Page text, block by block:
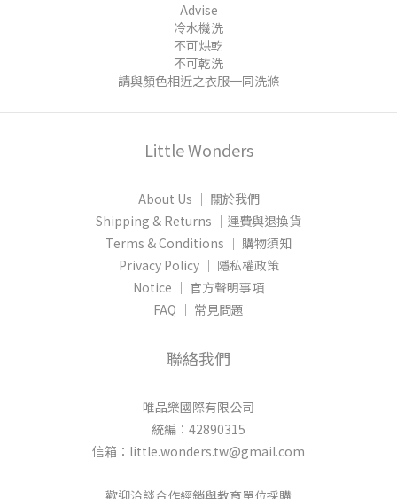
Advise
冷水機洗
不可烘乾
不可乾洗
請與顏色相近之衣服一同洗滌
Little Wonders
About Us │ 關於我們
Shipping & Returns │運費與退換貨
Terms & Conditions │ 購物須知
Privacy Policy │ 隱私權政策
Notice │ 官方聲明事項
FAQ │ 常見問題
聯絡我們
唯品樂國際有限公司
統編：42890315
信箱：little.wonders.tw@gmail.com
歡迎洽談合作經銷與教育單位採購